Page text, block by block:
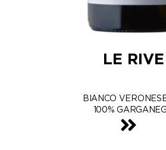
LE RIVE
BIANCO
100%